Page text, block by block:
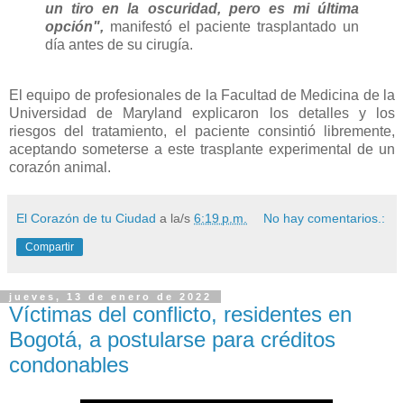
un tiro en la oscuridad, pero es mi última
opción", manifestó el paciente trasplantado un
día antes de su cirugía.
El equipo de profesionales de la Facultad de Medicina de la
Universidad de Maryland explicaron los detalles y los
riesgos del tratamiento, el paciente consintió libremente,
aceptando someterse a este trasplante experimental de un
corazón animal.
El Corazón de tu Ciudad a la/s 6:19 p.m. No hay comentarios.:
Compartir
jueves, 13 de enero de 2022
Víctimas del conflicto, residentes en
Bogotá, a postularse para créditos
condonables